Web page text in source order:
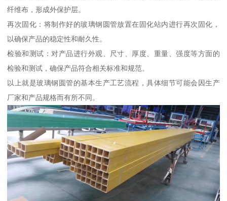
纤维布，形成外保护层。
再次固化：将制作好的玻璃钢圆管放置在固化站内进行再次固化，
以确保产品的稳定性和耐久性。
检验和测试：对产品进行外观、尺寸、厚度、重量、强度等方面的
检验和测试，确保产品符合相关标准和规范。
以上就是玻璃钢圆管的基本生产工艺流程，具体细节可能会因生产
厂家和产品规格而有所不同。